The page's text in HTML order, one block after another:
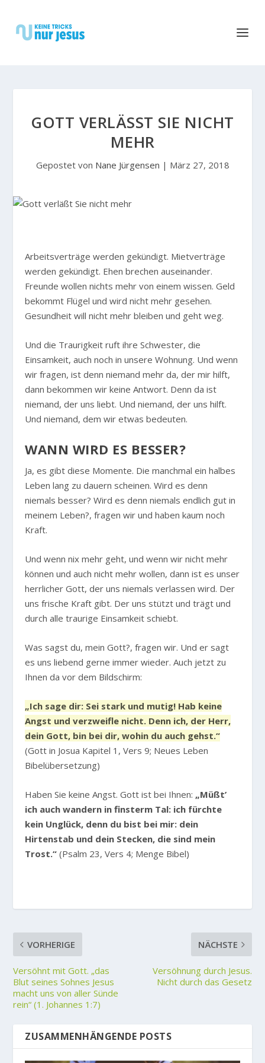
GOTT VERLÄSST SIE NICHT M
EHR
Gepostet von Nane Jürgensen | März 27, 2018
Arbeitsverträge werden gekündigt. Mietverträge
werden gekündigt. Ehen brechen auseinander.
Freunde wollen nichts mehr von einem wissen. Geld
bekommt Flügel und wird nicht mehr gesehen.
Gesundheit will nicht mehr bleiben und geht weg.
Und die Traurigkeit ruft ihre Schwester, die
Einsamkeit, auch noch in unsere Wohnung. Und wenn
wir fragen, ist denn niemand mehr da, der mir hilft,
dann bekommen wir keine Antwort. Denn da ist
niemand, der uns liebt. Und niemand, der uns hilft.
Und niemand, dem wir etwas bedeuten.
WANN WIRD ES BESSER?
Ja, es gibt diese Momente. Die manchmal ein halbes
Leben lang zu dauern scheinen. Wird es denn
niemals besser? Wird es denn niemals endlich gut in
meinem Leben?, fragen wir und haben kaum noch
Kraft.
Und wenn nix mehr geht, und wenn wir nicht mehr
können und auch nicht mehr wollen, dann ist es unser
herrlicher Gott, der uns niemals verlassen wird. Der
uns frische Kraft gibt. Der uns stützt und trägt und
durch alle traurige Einsamkeit schiebt.
Was sagst du, mein Gott?, fragen wir. Und er sagt
es uns liebend gerne immer wieder. Auch jetzt zu
Ihnen da vor dem Bildschirm:
„Ich sage dir: Sei stark und mutig! Hab keine
Angst und verzweifle nicht. Denn ich, der Herr,
dein Gott, bin bei dir, wohin du auch gehst.“
(Gott in Josua Kapitel 1, Vers 9; Neues Leben
Bibelübersetzung)
Haben Sie keine Angst. Gott ist bei Ihnen: „Müßt’
ich auch wandern in finsterm Tal: ich fürchte
kein Unglück, denn du bist bei mir: dein
Hirtenstab und dein Stecken, die sind mein
Trost.“ (Psalm 23, Vers 4; Menge Bibel)
VORHERIGE
Versöhnt mit Gott. „das
Blut seines Sohnes Jesus
macht uns von aller Sünde
rein“ (1. Johannes 1:7)
NÄCHSTE
Versöhnung durch Jesus.
Nicht durch das Gesetz
ZUSAMMENHÄNGENDE POSTS